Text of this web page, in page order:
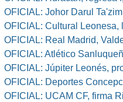
OFICIAL: Johor Darul
OFICIAL: Cultural Leonesa,
OFICIAL: Real Madrid,
OFICIAL: Atlético
OFICIAL: Júpiter Leonés,
OFICIAL: Deportes Concepción,
OFICIAL: UCAM CF, firma